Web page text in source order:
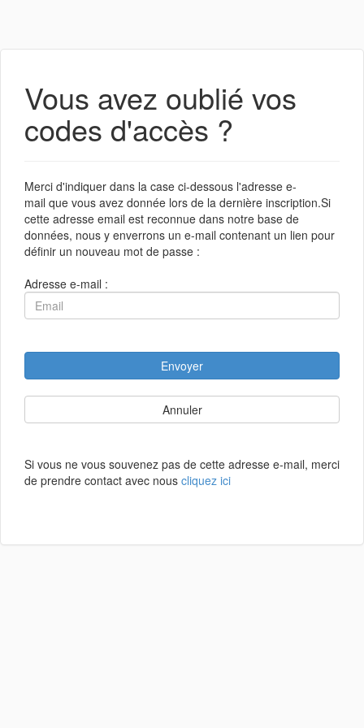
Vous avez oublié vos
codes d'accès ?
Merci d'indiquer dans la case ci-dessous l'adresse e-
mail que vous avez donnée lors de la dernière inscription.Si
cette adresse email est reconnue dans notre base de
données, nous y enverrons un e-mail contenant un lien pour
définir un nouveau mot de passe :
Adresse e-mail :
Envoyer
Annuler
Si vous ne vous souvenez pas de cette adresse e-mail, merci
de prendre contact avec nous cliquez ici